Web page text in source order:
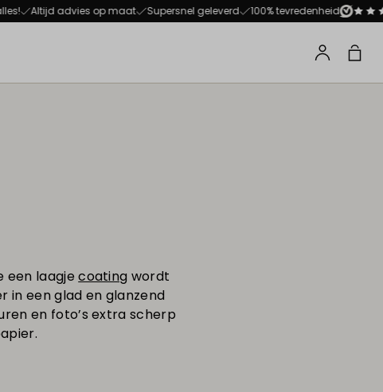
Profiel
Altijd advies op maat Supersnel geleverd 100% tevredenheid
een laagjecoating wordt
in een glad en glanzend
en foto’s extra scherp